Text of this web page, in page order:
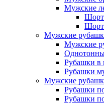
Мужские
Мужские
Мужские
Рубашки в
Рубашки
Мужские
Рубашки
Рубашки